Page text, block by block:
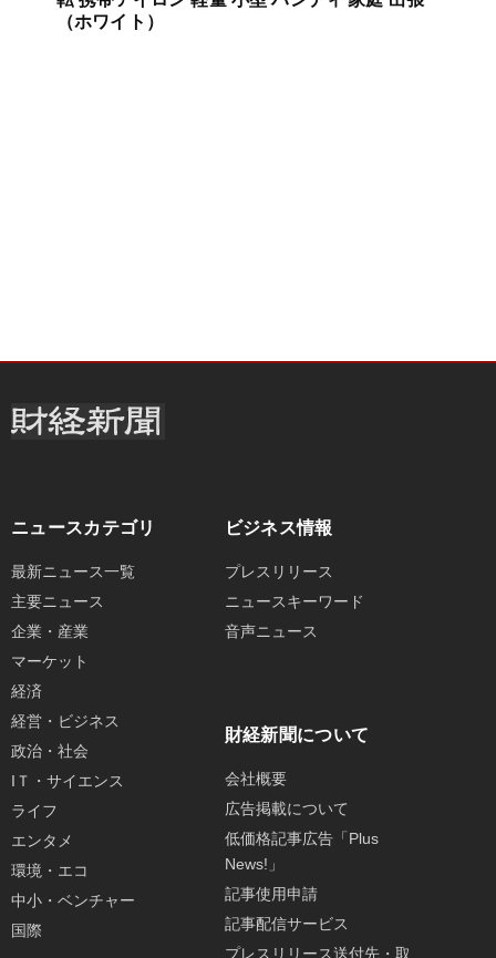
（ホワイト）
ニュースカテゴリ
最新ニュース一覧
主要ニュース
企業・産業
マーケット
経済
経営・ビジネス
政治・社会
IＴ・サイエンス
ライフ
エンタメ
環境・エコ
中小・ベンチャー
国際
ビジネス情報
プレスリリース
ニュースキーワード
音声ニュース
財経新聞について
会社概要
広告掲載について
低価格記事広告「Plus
News!」
記事使用申請
記事配信サービス
プレスリリース送付先・取